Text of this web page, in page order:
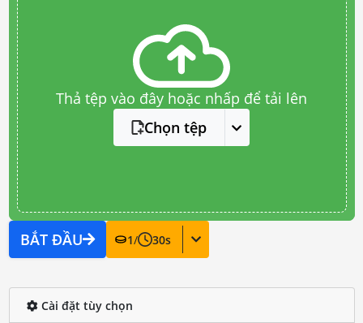
Thả tệp vào đây hoặc nhấp để tải lên
Chọn tệp
BẮT ĐẦU 1/ 30s
Cài đặt tùy chọn